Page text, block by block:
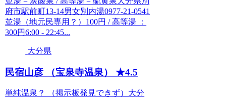
府市駅前町13-14男女別内湯0977-21-0541
並湯（地元民専用？）100円 / 高等湯 ：
300円6:00 - 22:45...
大分県
民宿山彦 （宝泉寺温泉） ★4.5
単純温泉？ （掲示板発見できず）大分